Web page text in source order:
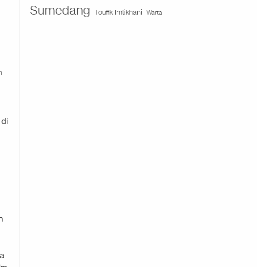
Sumedang Toufik Imtikhani Warta